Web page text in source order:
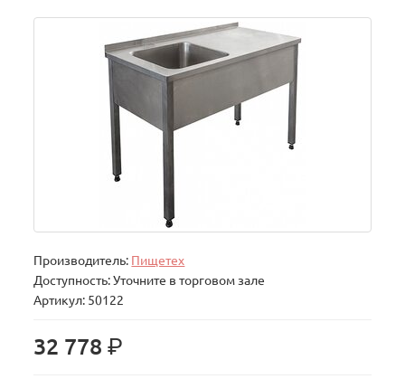
Производитель: Пищетех
Доступность: Уточните в торговом зале
Артикул: 50122
32 778р.